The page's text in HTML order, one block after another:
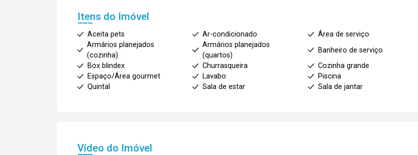
Itens do Imóvel
Aceita pets Ar-condicionado
Área de serviço
Armários planejados
(cozinha)
Armários planejados
(quartos)
Banheiro de serviço
Box blindex
Churrasqueira
Cozinha grande
Espaço/Área gourmet
Lavabo
Piscina
Quintal
Sala de estar Sala de jantar
Vídeo do Imóvel